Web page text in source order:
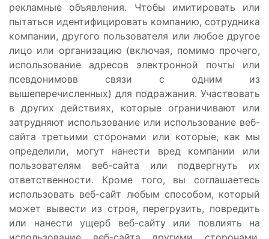
рекламные объявления. Чтобы имитировать или
пытаться идентифицировать компанию, сотрудника
компании, другого пользователя или любое другое
лицо или организацию (включая, помимо прочего,
использование адресов электронной почты или
псевдонимовв связи с одним из
вышеперечисленных) для подражания. Участвовать
в других действиях, которые ограничивают или
затрудняют использование или использование веб-
сайта третьими сторонами или которые, как мы
определили, могут нанести вред компании или
пользователям веб-сайта или подвергнуть их
ответственности. Кроме того, вы соглашаетесь
использовать веб-сайт любым способом, который
может вывести из строя, перегрузить, повредить
или нанести ущерб веб-сайту или повлиять на